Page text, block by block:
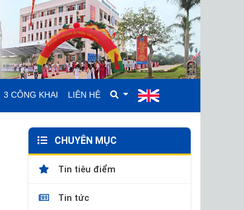
3 CÔNG KHAI LIÊN HỆ
CHUYÊN MỤC
Tin tiêu điểm
Tin tức